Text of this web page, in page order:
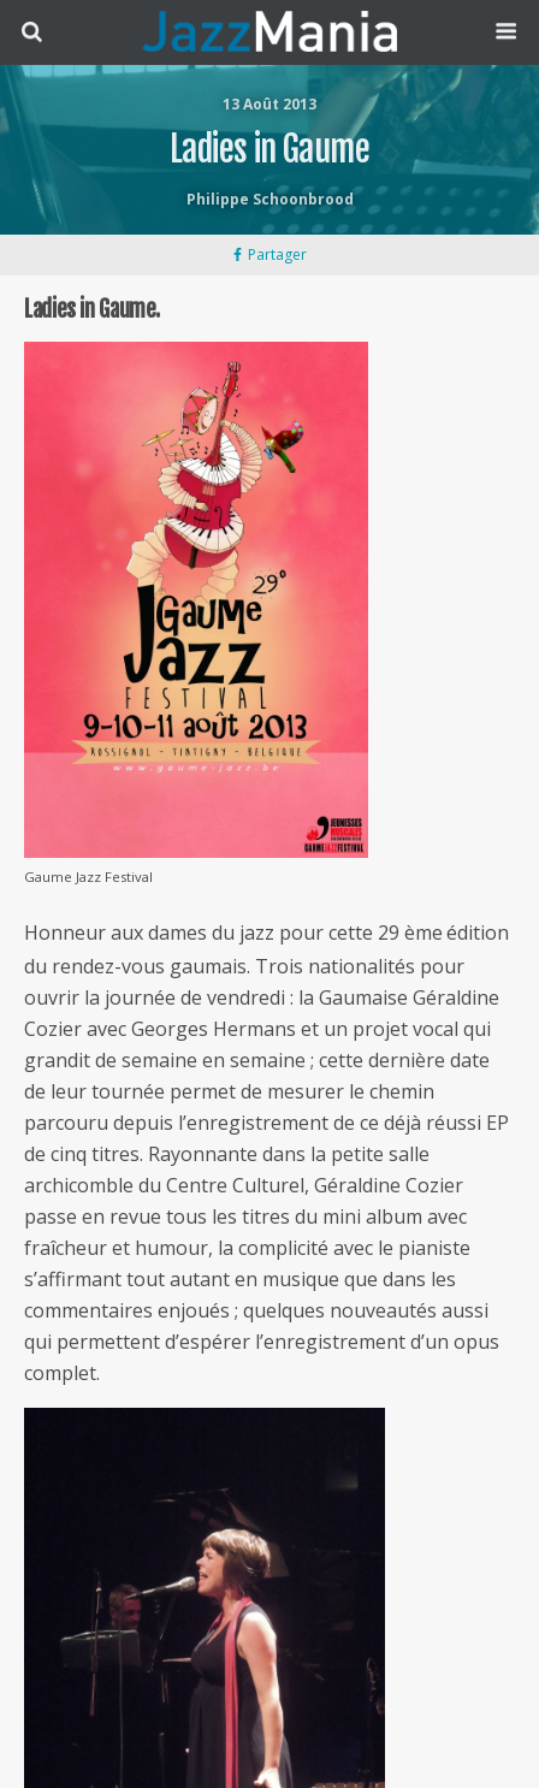
13 Août 2013
Ladies in Gaume
Philippe Schoonbrood
Partager
Ladies in Gaume.
Gaume Jazz Festival
Honneur aux dames du jazz pour cette 29 èmeédition
du rendez-vous gaumais. Trois nationalités pour
ouvrir la journée de vendredi : la Gaumaise Géraldine
Cozier avec Georges Hermans et un projet vocal qui
grandit de semaine en semaine ; cette dernière date
de leur tournée permet de mesurer le chemin
parcouru depuis l’enregistrement de ce déjà réussi EP
de cinq titres. Rayonnante dans la petite salle
archicomble du Centre Culturel, Géraldine Cozier
passe en revue tous les titres du mini album avec
fraîcheur et humour, la complicité avec le pianiste
s’affirmant tout autant en musique que dans les
commentaires enjoués ; quelques nouveautés aussi
qui permettent d’espérer l’enregistrement d’un opus
complet.